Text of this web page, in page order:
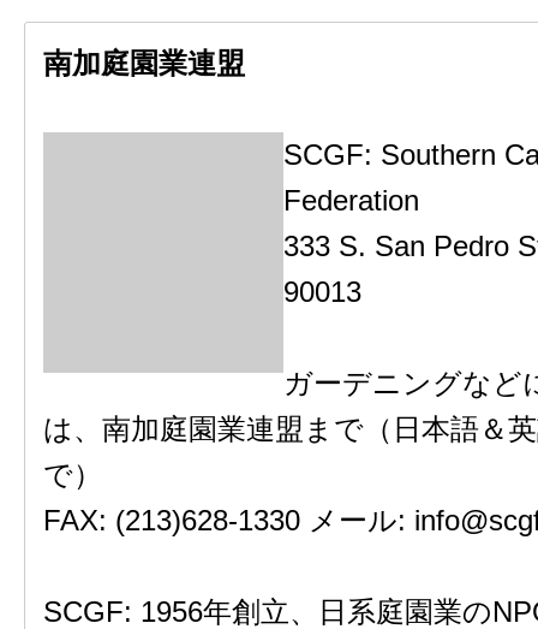
南加庭園業連盟
SCGF: Southern
Federation
333 S. San Pedro
90013
ガーデニングなど
は、南加庭園業連盟まで（日本語＆
で）
FAX: (213)628-1330 メール:
SCGF: 1956年創立、日系庭園業の